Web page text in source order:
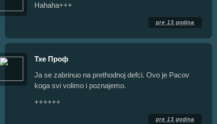
Hahaha+++
pre 13 godina
Тхе Проф
Ja se zabrinuo na prethodnoj defci. Ovo je Pacov
koga svi volimo i poznajemo.
++++++
pre 13 godina